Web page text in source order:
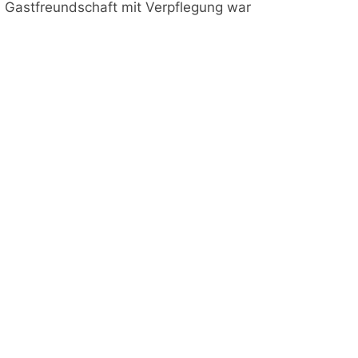
mit Verpflegung war